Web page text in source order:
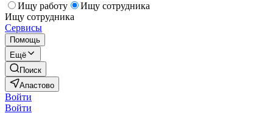
Ищу работу
Ищу сотрудника
Ищу сотрудника
Сервисы
Помощь
Ещё
Поиск
Апастово
Войти
Войти